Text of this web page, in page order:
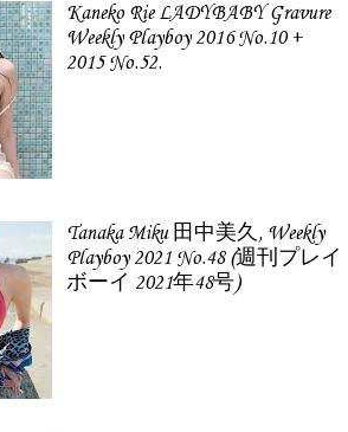
Kaneko Rie LADYBABY Gravure
Weekly Playboy 2016 No.10 +
2015 No.52.
Tanaka Miku 田中美久, Weekly
Playboy 2021 No.48 (週刊プレイ
ボーイ 2021年48号)